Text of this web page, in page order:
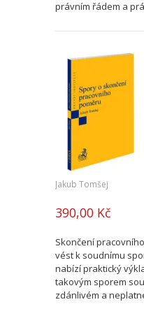
právním řádem a
Jakub Tomšej
390,00 Kč
Skončení
vést k soudnímu
nabízí praktický
takovým sporem
zdánlivém a